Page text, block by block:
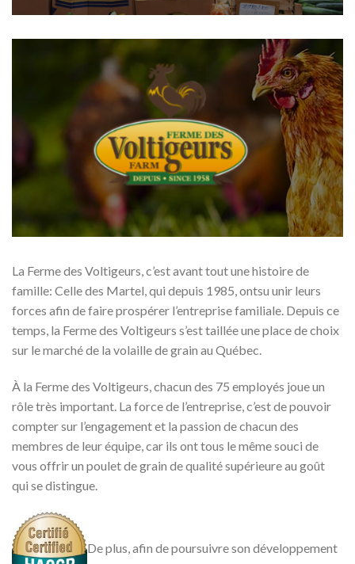
La Ferme des Voltigeurs, c’est avant tout une histoire de
famille: Celle des Martel, qui depuis 1985, ontsu unir leurs
forces afin de faire prospérer l’entreprise familiale. Depuis ce
temps, la Ferme des Voltigeurs s’est taillée une place de choix
sur le marché de la volaille de grain au Québec.
À la Ferme des Voltigeurs, chacun des 75 employés joue un
rôle très important. La force de l’entreprise, c’est de pouvoir
compter sur l’engagement et la passion de chacun des
membres de leur équipe, car ils ont tous le même souci de
vous offrir un poulet de grain de qualité supérieure au goût
qui se distingue.
De plus, afin de poursuivre son développement